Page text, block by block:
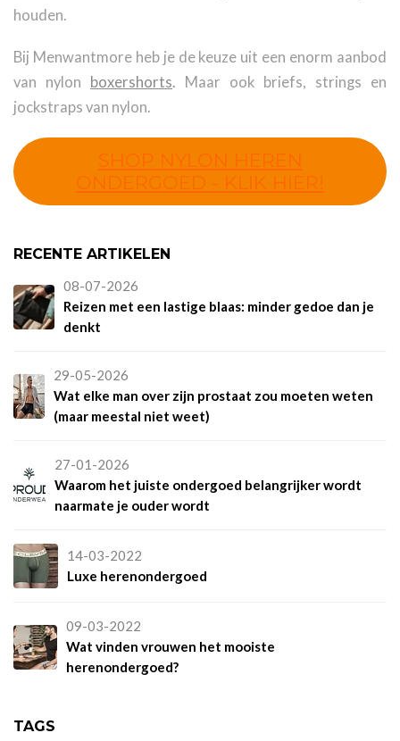
houden.
Bij Menwantmore heb je de keuze uit een enorm aanbod
van nylon boxershorts. Maar ook briefs, strings en
jockstraps van nylon.
SHOP NYLON HEREN
ONDERGOED - KLIK HIER!
RECENTE ARTIKELEN
08-07-2026
Reizen met een lastige blaas: minder gedoe dan je
denkt
29-05-2026
Wat elke man over zijn prostaat zou moeten weten
(maar meestal niet weet)
27-01-2026
Waarom het juiste ondergoed belangrijker wordt
naarmate je ouder wordt
14-03-2022
Luxe herenondergoed
09-03-2022
Wat vinden vrouwen het mooiste
herenondergoed?
TAGS